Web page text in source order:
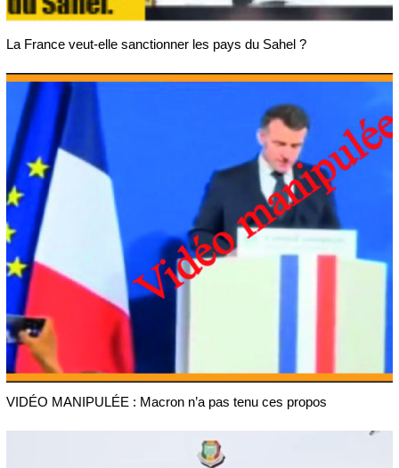
La France veut-elle sanctionner les pays du Sahel ?
VIDÉO MANIPULÉE : Macron n’a pas tenu ces propos